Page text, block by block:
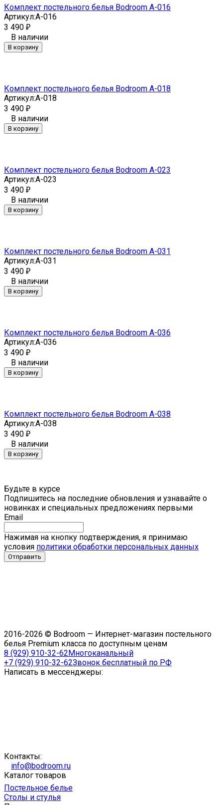
Комплект постельного белья Bodroom A-016
Артикул:A-016
3 490 ₽
В наличии
В корзину
Комплект постельного белья Bodroom A-018
Артикул:A-018
3 490 ₽
В наличии
В корзину
Комплект постельного белья Bodroom A-023
Артикул:A-023
3 490 ₽
В наличии
В корзину
Комплект постельного белья Bodroom A-031
Артикул:A-031
3 490 ₽
В наличии
В корзину
Комплект постельного белья Bodroom A-036
Артикул:A-036
3 490 ₽
В наличии
В корзину
Комплект постельного белья Bodroom A-038
Артикул:A-038
3 490 ₽
В наличии
В корзину
Будьте в курсе
Подпишитесь на последние обновления и узнавайте о
новинках и специальных предложениях первыми
Email
Нажимая на кнопку подтверждения, я принимаю
условия политики обработки персональных данных
2016-2026 © Bodroom — Интернет-магазин постельного
белья Premium класса по доступным ценам
8 (929) 910-32-62 Многоканальный
+7 (929) 910-32-62Звонок бесплатный по РФ
Написать в мессенджеры:
Контакты:
info@bodroom.ru
Каталог товаров
Постельное белье
Столы и стулья